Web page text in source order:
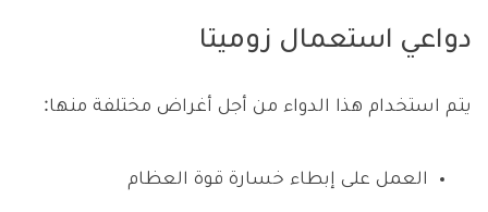
دواعي استعمال زوميتا
يتم استخدام هذا الدواء من أجل أغراض مختلفة منها:
العمل على إبطاء خسارة قوة العظام